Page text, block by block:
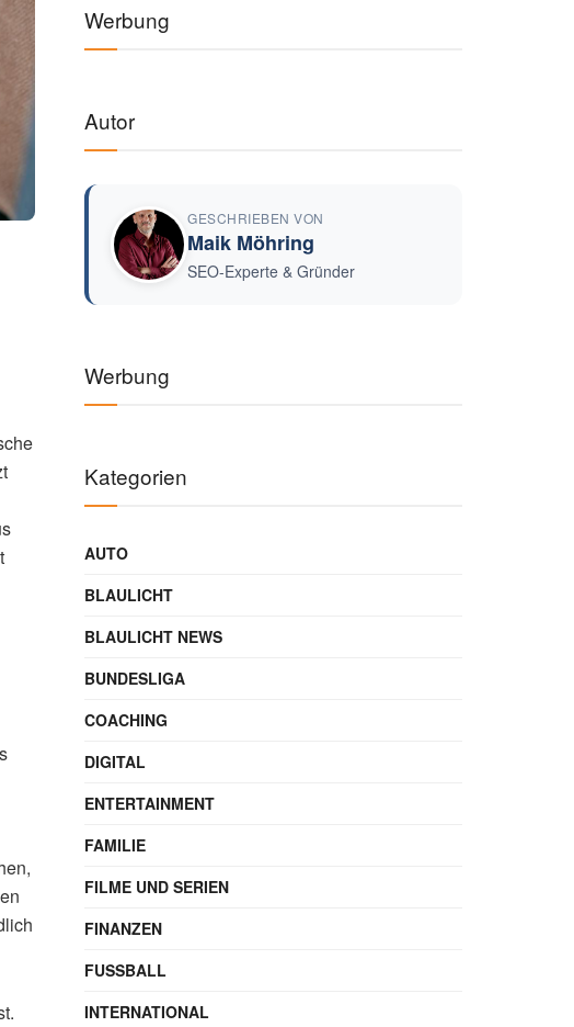
Werbung
Autor
GESCHRIEBEN VON
Maik Möhring
SEO-Experte & Gründer
Werbung
Kategorien
AUTO
BLAULICHT
BLAULICHT NEWS
BUNDESLIGA
COACHING
DIGITAL
ENTERTAINMENT
FAMILIE
FILME UND SERIEN
FINANZEN
FUSSBALL
INTERNATIONAL